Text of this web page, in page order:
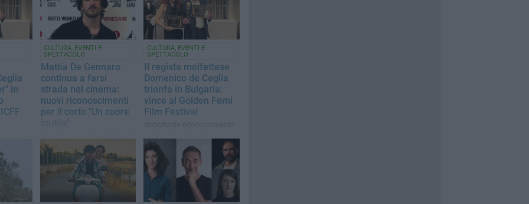
in
Film
più
dai
CULTURA, EVENTI E
SPETTACOLO
Mattia De Gennaro
continua a farsi
strada nel cinema:
nuovi riconoscimenti
per il corto "Un cuore
Miglior Film Studentesco al
Ponza Film Festival e
approda all'Amura
International Film Festival
CULTURA, EVENTI E
SPETTACOLO
Il regista molfettese
Domenico de Ceglia
trionfa in Bulgaria:
vince al Golden Femi
Film Festival
Mister"